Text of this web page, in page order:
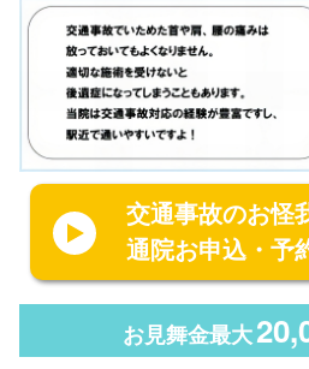
交通事故のお怪
通院お申込・予
お見舞金最大